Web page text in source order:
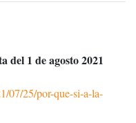
del 1 de agosto 2021
07/25/por-que-si-a-la-